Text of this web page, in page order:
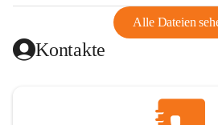
Aus diesem Grund war die
Schmuggel zu betreiben. Es kam oft
Überfällen und Schießereien. Erst mit
wirtschaftlich ging es bergauf.
1926. Es folgten Arbeitslosigkeit,
Alle Dateien
Kontakte